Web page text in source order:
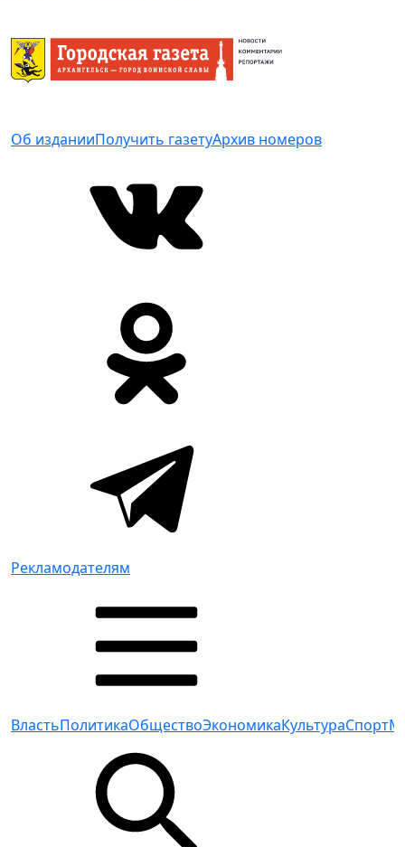
Об изданииПолучить газетуАрхив номеров
Рекламодателям
ВластьПолитикаОбществоЭкономикаКультураСпорт